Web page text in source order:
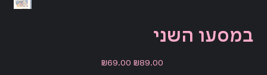
במסעו השני
Original
price
₪89.00
Sale
price
₪69.00